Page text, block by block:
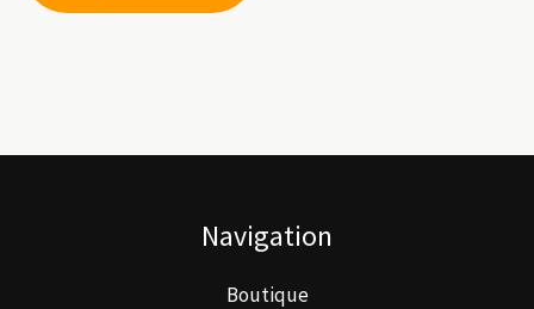
Navigation
Boutique